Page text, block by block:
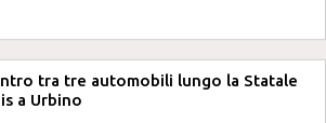
tra tre automobili lungo la Statale
a Urbino